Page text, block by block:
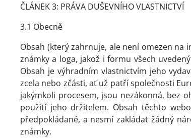
ČLÁNEK 3: PRÁVA DUŠEVNÍHO VLASTNICTVÍ
3.1 Obecně
Obsah (který zahrnuje, ale není omezen na
známky a loga, jakož i formu všech
Obsah je výhradním vlastnictvím jeho
zcela nebo zčásti, ať už patří společnosti
jakýmkoli procesem, jsou nezákonná, bez
použití jeho držitelem. Obsah těchto
předpokládané, a nesmí zakládat žádný
známky.